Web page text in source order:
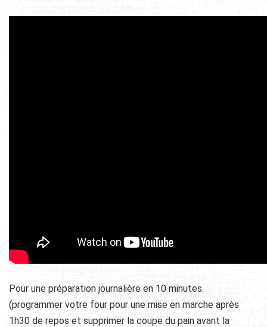
Pour une préparation journalière en 10 minutes.
(programmer votre four pour une mise en marche après
1h30 de repos et supprimer la coupe du pain avant la